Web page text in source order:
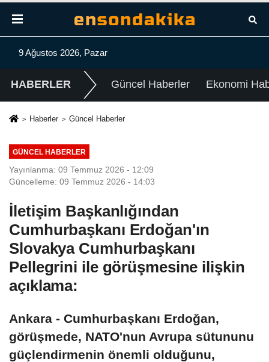
9 Ağustos 2026, Pazar
HABERLER Güncel Haberler Ekonomi
Haberler Güncel Haberler
GÜNCEL HABERLER
Yayınlanma: 09 Temmuz 2026 - 12:09
Güncelleme: 09 Temmuz 2026 - 14:03
İletişim Başkanlığından
Cumhurbaşkanı Erdoğan'ın
Slovakya Cumhurbaşkanı
Pellegrini ile görüşmesine ilişkin
açıklama:
Ankara - Cumhurbaşkanı Erdoğan,
görüşmede, NATO'nun Avrupa sütununu
güçlendirmenin önemli olduğunu,